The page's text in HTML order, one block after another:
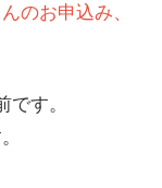
のお申込み、
す。